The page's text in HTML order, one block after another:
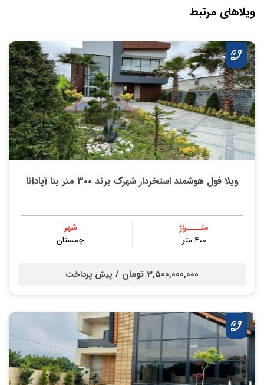
ویلاهای مرتبط
ویلا فول هوشمند استخردار شهرک برند ۳۰۰ متر بنا آپادانا
متــــراژ
۴۰۰ متر
شهر
چمستان
3,500,000,000 تومان / پیش پرداخت